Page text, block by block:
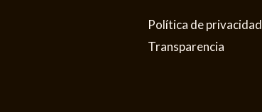
Política de privacidad​
Transparencia